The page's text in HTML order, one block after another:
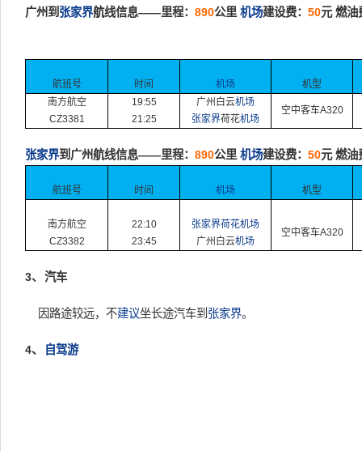
广州到 张家界航线信息——里程： 890公里 机场建设费： 50元 燃油
航班号 时间 机场
机型
南方航空
CZ3381
19:55
21:25
广州 白云机场
张家界荷花机场
空中客车A320
张家界到广州航线信息——里程： 890公里 机场建设费： 50元 燃油
航班号 时间 机场 机型
南方航空
CZ3382
22:10
23:45
张家界荷花机场
广州白云机场
空中客车A320
3、 汽车
因路途较远，不建议坐长途汽车到 张家界。
4、 自驾游